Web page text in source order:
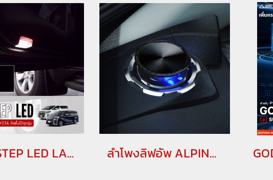
DUAL STEP LED LAMP ติดตั้งกับรถ TOYOTA ได้ทุกรุ่น ไฟแผงประตู ไฟป้องกันการชน ALPHARD VELLFIRE PRADO MAJESTY HARRIER อัลพาร์ด เวลไฟร์ alphard vellfire ลำโพงลิฟอัพ ALPINE LIFT UP SPEAKER X3-180S-LUP-LP2 ลำโพงลิฟอัพ ALPINE LIFT UP SPEAKER ลำโพงLIFT UP ลำโพง ALPINE ลำโพงรถนำเข้า อุปกรณ์เเต่งรถนำเข้า ลำโพงprado PRADO SPEAKER ลำโพง pop up เครื่องเสียงติดรถยนต์